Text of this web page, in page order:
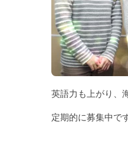
英語力も上がり、
定期的に募集中で